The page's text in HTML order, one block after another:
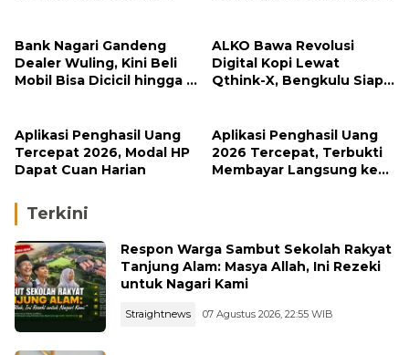
Bank Nagari Gandeng
Dealer Wuling, Kini Beli
Mobil Bisa Dicicil hingga 5
ALKO Bawa Revolusi
Digital Kopi Lewat
Qthink-X, Bengkulu Siap
Aplikasi Penghasil Uang
Tercepat 2026, Modal HP
Dapat Cuan Harian
Aplikasi Penghasil Uang
2026 Tercepat, Terbukti
Membayar Langsung ke
Terkini
Respon Warga Sambut Sekolah Rakyat
Tanjung Alam: Masya Allah, Ini Rezeki
untuk Nagari Kami
Straightnews 07 Agustus 2026, 22:55 WIB